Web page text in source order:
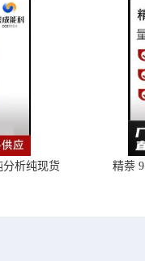
分析纯现货 精萘